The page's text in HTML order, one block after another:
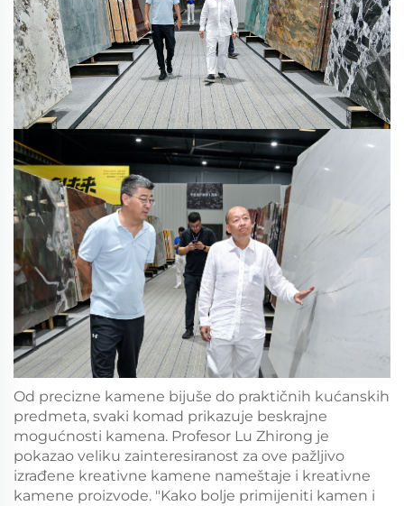
Od precizne kamene bijuše do praktičnih kućanskih
predmeta, svaki komad prikazuje beskrajne
mogućnosti kamena. Profesor Lu Zhirong je
pokazao veliku zainteresiranost za ove pažljivo
izrađene kreativne kamene nameštaje i kreativne
kamene proizvode. "Kako bolje primijeniti kamen i